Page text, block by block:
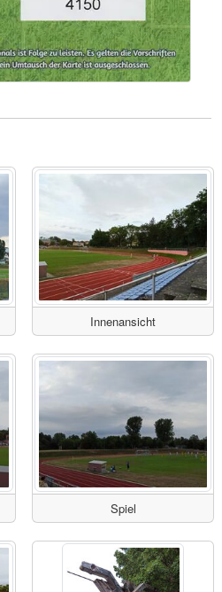
Innenansicht
Spiel